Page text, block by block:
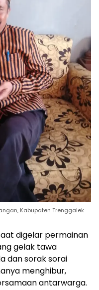
Kabupaten Trenggalek
digelar permainan
gelak tawa
dan sorak sorai
menghibur,
antarwarga.